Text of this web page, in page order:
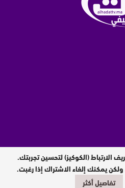
الارتباط (الكوكيز) لتحسين تجربتك.
يمكنك إلغاء الاشتراك إذا رغبت.
تفاصيل أكثر